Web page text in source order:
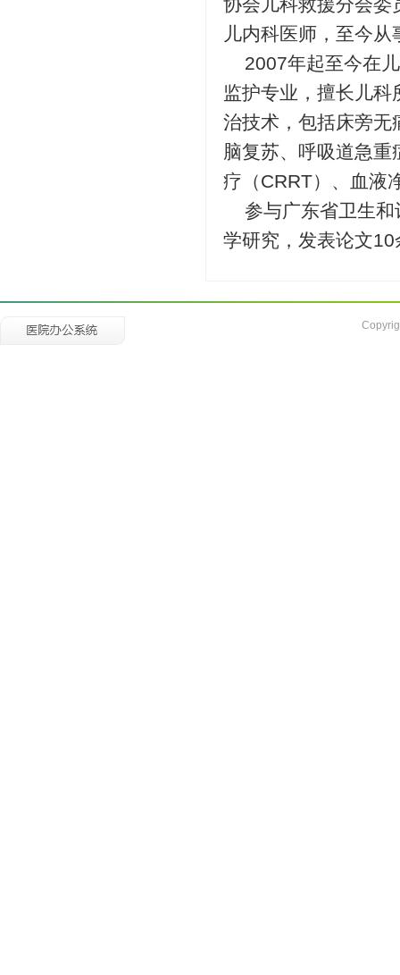
儿内科医师，至今
2007年起至今在
监护专业，擅长儿
治技术，包括床旁无
脑复苏、呼吸道急
疗（CRRT）、血液
参与广东省卫生
学研究，发表论文10